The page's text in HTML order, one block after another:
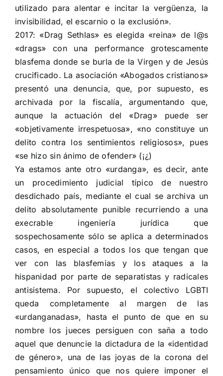
utilizado para alentar e incitar la vergüenza, la
invisibilidad, el escarnio o la exclusión».
2017: «Drag Sethlas» es elegida «reina» de l@s
«drags» con una performance grotescamente
blasfema donde se burla de la Virgen y de Jesús
crucificado. La asociación «Abogados cristianos»
presentó una denuncia, que, por supuesto, es
archivada por la fiscalía, argumentando que,
aunque la actuación del «Drag» puede ser
«objetivamente irrespetuosa», «no constituye un
delito contra los sentimientos religiosos», pues
«se hizo sin ánimo de ofender» (¡¿)
Ya estamos ante otro «urdanga», es decir, ante
un procedimiento judicial típico de nuestro
desdichado país, mediante el cual se archiva un
delito absolutamente punible recurriendo a una
execrable ingeniería jurídica que
sospechosamente sólo se aplica a determinados
casos, en especial a todos los que tengan que
ver con las blasfemias y los ataques a la
hispanidad por parte de separatistas y radicales
antisistema. Por supuesto, el colectivo LGBTI
queda completamente al margen de las
«urdanganadas», hasta el punto de que en su
nombre los jueces persiguen con saña a todo
aquel que denuncie la dictadura de la «identidad
de género», una de las joyas de la corona del
pensamiento único que nos quiere imponer el